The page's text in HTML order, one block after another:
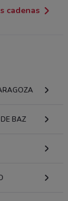
cadenas
BAZ